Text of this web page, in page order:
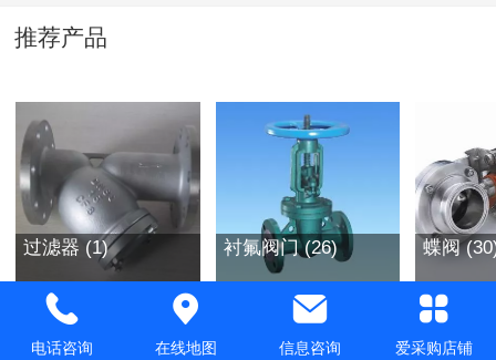
推荐产品
过滤器 (1) 衬氟阀门 (26) 蝶阀
电话咨询 在线地图 信息咨询 爱采购店铺